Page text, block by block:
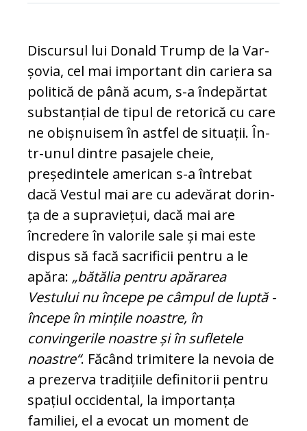
Discursul lui Donald Trump de la Var­
șo­via, cel mai important din cariera sa
po­li­tică de până acum, s-a îndepărtat
sub­stan­țial de tipul de retorică cu care
ne obiș­nu­i­sem în astfel de situații. În­
tr-unul dintre pasajele che­ie,
președintele american s-a întrebat
dacă Vestul mai are cu adevărat do­rin­
ța de a supraviețui, dacă mai are
încredere în va­lo­rile sale și mai este
dispus să facă sacrificii pentru a le
apăra: „bătălia pentru apă­rarea
Vestului nu începe pe câmpul de luptă -
în­ce­pe în mințile noastre, în
convingerile noas­tre și în sufletele
noastre“. Făcând tri­mitere la nevoia de
a prezerva tradițiile definitorii pentru
spațiul occidental, la importanța
familiei, el a evocat un mo­ment de